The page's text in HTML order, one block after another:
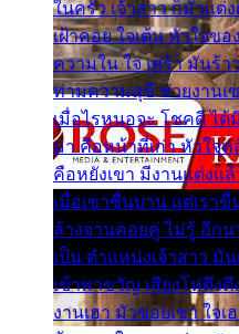
ในครัว เจ้าสาว ก็มัวแต่ง
เฝ้าคอย ใจเต้น หัวใจข
ความใน ใจ เศร้า มันร้
ท่ามความสุขี ช่วยงานเ
เมื่อไรหนอจะ โชคดี ไ
มา คือหน้าที่เก่า หัวใจ
คือหยังเขา มีงานแต่งแ
เมื่อเขาชื่นบาน แต่เรา
ล้างจานคอยคู่ ไม่รู้ อีกน
เป็น ตำแหน่งเจ้าสาว มั
เข้าพาขวัญ เสียงโห่ตึง
งานเฮา มัวซอยเขา ใจ